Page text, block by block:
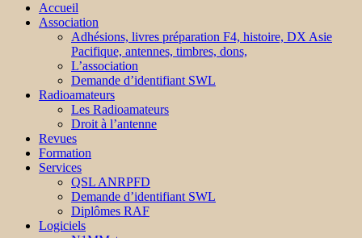
Accueil
Association
Adhésions, livres préparation F4, histoire, DX Asie
Pacifique, antennes, timbres, dons,
L’association
Demande d’identifiant SWL
Radioamateurs
Les Radioamateurs
Droit à l’antenne
Revues
Formation
Services
QSL ANRPFD
Demande d’identifiant SWL
Diplômes RAF
Logiciels